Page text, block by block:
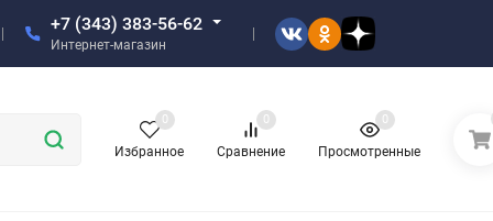
+7 (343) 383-56-62
Интернет-магазин
Избранное
0
Сравнение
0
Просмотренные
0